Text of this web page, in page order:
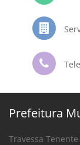
Prefeitura
Travessa